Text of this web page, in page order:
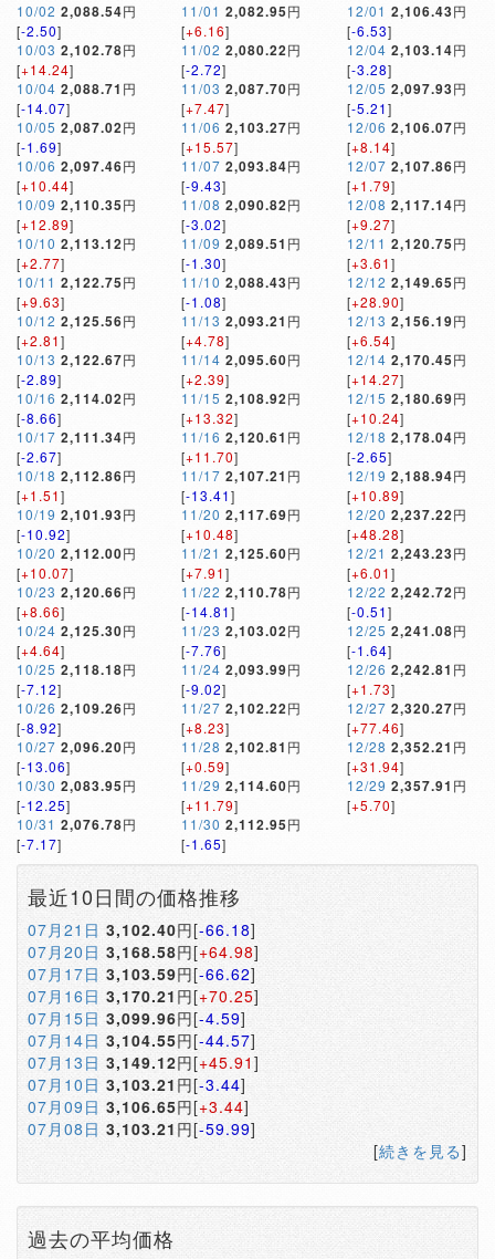
10/02 2,088.54円
[-2.50]
10/03 2,102.78円
[+14.24]
10/04 2,088.71 円
[-14.07]
10/05 2,087.02円
[-1.69]
10/06 2,097.46円
[+10.44]
10/09 2,110.35円
[+12.89]
10/10 2,113.12円
[+2.77]
10/11 2,122.75円
[+9.63]
10/12 2,125.56円
[+2.81]
10/13 2,122.67円
[-2.89]
10/16 2,114.02円
[-8.66]
10/17 2,111.34円
[-2.67]
10/18 2,112.86円
[+1.51]
10/19 2,101.93円
[-10.92]
10/20 2,112.00円
[+10.07]
10/23 2,120.66円
[+8.66]
10/24 2,125.30円
[+4.64]
10/25 2,118.18円
[-7.12]
10/26 2,109.26円
[-8.92]
10/27 2,096.20円
[-13.06]
10/30 2,083.95円
[-12.25]
10/31 2,076.78円
[-7.17]
11/01 2,082.95円
[+6.16]
11/02 2,080.22円
[-2.72]
11/03 2,087.70円
[+7.47]
11/06 2,103.27円
[+15.57]
11/07 2,093.84円
[-9.43]
11/08 2,090.82円
[-3.02]
11/09 2,089.51 円
[-1.30]
11/10 2,088.43円
[-1.08]
11/13 2,093.21 円
[+4.78]
11/14 2,095.60円
[+2.39]
11/15 2,108.92円
[+13.32]
11/16 2,120.61 円
[+11.70]
11/17 2,107.21 円
[-13.41]
11/20 2,117.69円
[+10.48]
11/21 2,125.60円
[+7.91]
11/22 2,110.78円
[-14.81]
11/23 2,103.02円
[-7.76]
11/24 2,093.99円
[-9.02]
11/27 2,102.22円
[+8.23]
11/28 2,102.81 円
[+0.59]
11/29 2,114.60円
[+11.79]
11/30 2,112.95円
[-1.65]
12/01 2,106.43円
[-6.53]
12/04 2,103.14円
[-3.28]
12/05 2,097.93円
[-5.21]
12/06 2,106.07円
[+8.14]
12/07 2,107.86円
[+1.79]
12/08 2,117.14円
[+9.27]
12/11 2,120.75円
[+3.61]
12/12 2,149.65円
[+28.90]
12/13 2,156.19円
[+6.54]
12/14 2,170.45円
[+14.27]
12/15 2,180.69円
[+10.24]
12/18 2,178.04円
[-2.65]
12/19 2,188.94円
[+10.89]
12/20 2,237.22円
[+48.28]
12/21 2,243.23円
[+6.01]
12/22 2,242.72円
[-0.51]
12/25 2,241.08円
[-1.64]
12/26 2,242.81 円
[+1.73]
12/27 2,320.27円
[+77.46]
12/28 2,352.21 円
[+31.94]
12/29 2,357.91 円
[+5.70]
最近10日間の価格推移
07月21日 3,102.40円[-66.18]
07月20日 3,168.58円[+64.98]
07月17日 3,103.59円[-66.62]
07月16日 3,170.21 円[+70.25]
07月15日 3,099.96円[-4.59]
07月14日 3,104.55円[-44.57]
07月13日 3,149.12円[+45.91 ]
07月10日 3,103.21円[-3.44]
07月09日 3,106.65円[+3.44]
07月08日 3,103.21 円[-59.99]
[続きを見る]
過去の平均価格